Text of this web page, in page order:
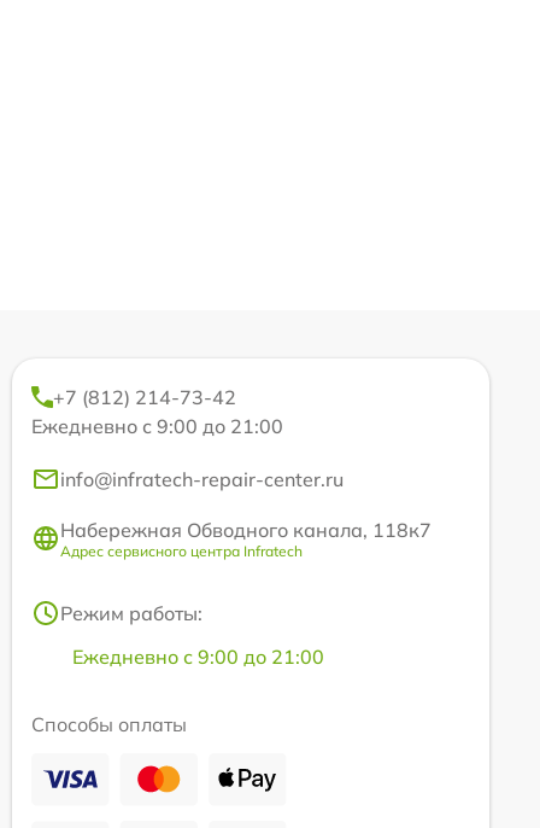
+7 (812) 214-73-42
Ежедневно с 9:00 до 21:00
info@infratech-repair-center.ru
Набережная Обводного канала, 118к7
Адрес сервисного центра Infratech
Режим работы:
Ежедневно с 9:00 до 21:00
Способы оплаты